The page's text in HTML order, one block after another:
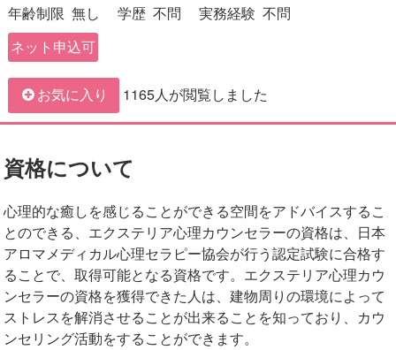
年齢制限 無し 学歴 不問 実務経験 不問
ネット申込可
お気に入り 1165人が閲覧しました
資格について
心理的な癒しを感じることができる空間をアドバイスするこ
とのできる、エクステリア心理カウンセラーの資格は、日本
アロマメディカル心理セラピー協会が行う認定試験に合格す
ることで、取得可能となる資格です。エクステリア心理カウ
ンセラーの資格を獲得できた人は、建物周りの環境によって
ストレスを解消させることが出来ることを知っており、カウ
ンセリング活動をすることができます。